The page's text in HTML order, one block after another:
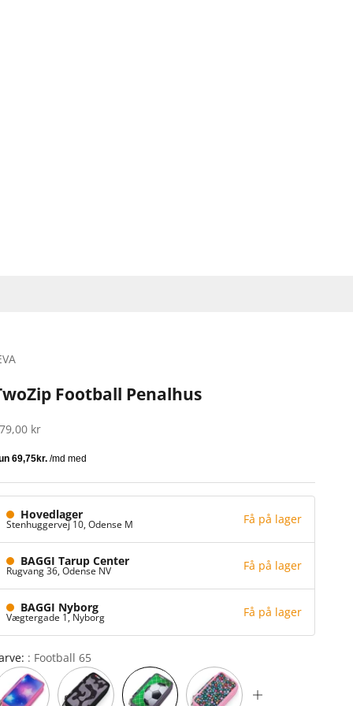
Football Penalhus
kr
Hovedlager
Stenhuggervej 10,Odense M Få på lager
BAGGI Tarup Center
Rugvang 36,Odense NV Få på lager
BAGGI Nyborg
Vægtergade 1, Nyborg Få på lager
Football 65